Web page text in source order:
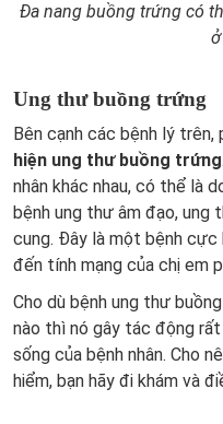
Đa nang buồng trứng có
Ung thư buồng trứng
Bên cạnh các bệnh lý trên,
hiện ung thư buồng trứng
nhân khác nhau, có thể là
bệnh ung thư âm đạo,
cung. Đây là một bệnh cực
đến tính mạng của chị em
Cho dù bệnh ung thư
nào thì nó gây tác động
sống của bệnh nhân. Cho
hiểm, bạn hãy đi khám và